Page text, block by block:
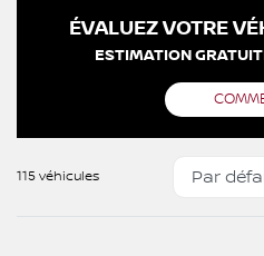
ÉVALUEZ VOTRE
ESTIMATION
115 véhicules